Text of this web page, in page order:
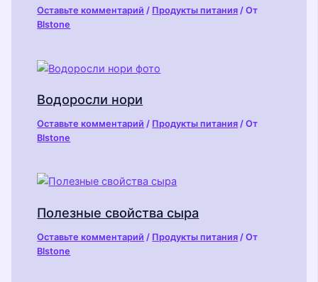
Оставьте комментарий / Продукты питания / От
Blstone
Водоросли нори
Оставьте комментарий / Продукты питания / От
Blstone
Полезные свойства сыра
Оставьте комментарий / Продукты питания / От
Blstone